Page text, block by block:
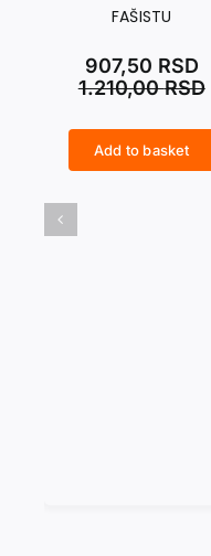
FAŠISTU
1.210,00RSD
907,50 RSD
Add to basket